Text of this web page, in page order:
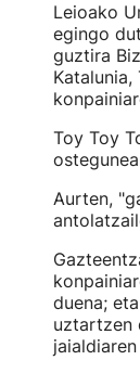
Leioako
egingo
guztira
Toy Toy
Aurten,
duena;
uztartzen